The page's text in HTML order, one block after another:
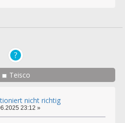
Teisco
nicht richtig
23:12 »